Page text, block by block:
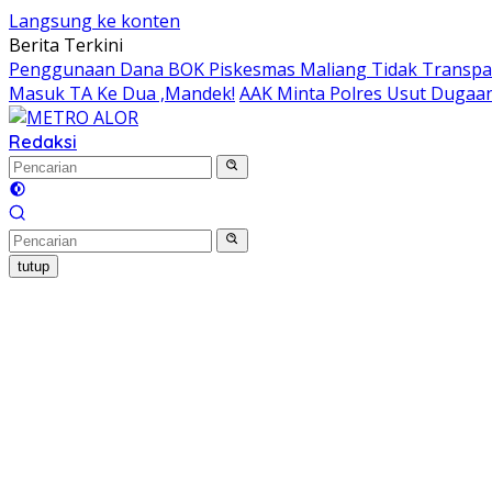
Langsung ke konten
Berita Terkini
Penggunaan Dana BOK Piskesmas Maliang Tidak
Masuk TA Ke Dua ,Mandek! AAK Minta Polres Usut
Redaksi
tutup